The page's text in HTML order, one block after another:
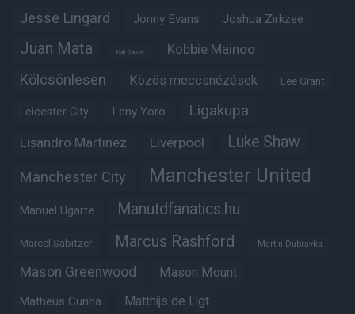
Jesse Lingard Jonny Evans Joshua Zirkzee
Juan Mata Karl Darlow Kobbie Mainoo
Kölcsönlesen Közös meccsnézések Lee Grant
Leicester City Leny Yoro Ligakupa
Lisandro Martinez Liverpool Luke Shaw
Manchester City Manchester United
Manuel Ugarte Manutdfanatics.hu
Marcel Sabitzer Marcus Rashford Martin Dubravka
Mason Greenwood Mason Mount
Matheus Cunha Matthijs de Ligt